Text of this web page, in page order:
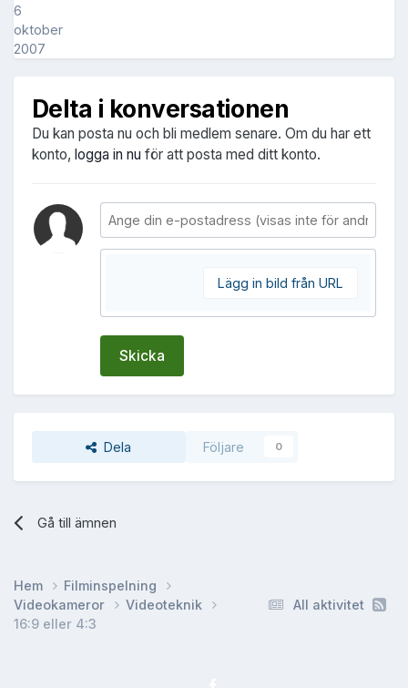
6
oktober
2007
Delta i konversationen
Du kan posta nu och bli medlem senare. Om du har ett
konto, logga in nu för att posta med ditt konto.
Lägg in bild från URL
Skicka
Dela Följare 0
Gå till ämnen
All aktivitet
Hem
Filminspelning
Videokameror
Videoteknik
16:9 eller 4:3